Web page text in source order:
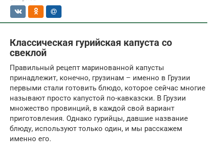
Классическая гурийская капуста со
свеклой
Правильный рецепт маринованной капусты
принадлежит, конечно, грузинам – именно в Грузии
первыми стали готовить блюдо, которое сейчас многие
называют просто капустой по-кавказски. В Грузии
множество провинций, в каждой свой вариант
приготовления. Однако гурийцы, давшие название
блюду, используют только один, и мы расскажем
именно его.